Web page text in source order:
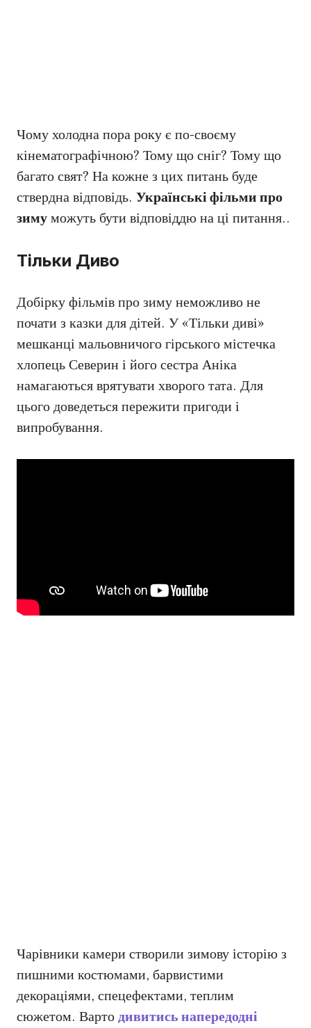
Чому холодна пора року є по-своєму
кінематографічною? Тому що сніг? Тому що
багато свят? На кожне з цих питань буде
ствердна відповідь. Українські фільми про
зимуможуть бути відповіддю на ці питання..
Тільки Диво
Добірку фільмів про зиму неможливо не
почати з казки для дітей. У «Тільки диві»
мешканці мальовничого гірського містечка
хлопець Северин і його сестра Аніка
намагаються врятувати хворого тата. Для
цього доведеться пережити пригоди і
випробування.
Чарівники камери створили зимову історію з
пишними костюмами, барвистими
декораціями, спецефектами, теплим
сюжетом. Вартодивитись напередодні